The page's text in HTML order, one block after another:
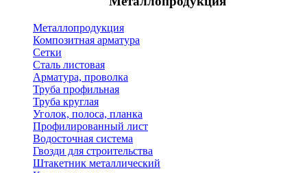
Металлопродукция
Композитная арматура
Сетки
Сталь листовая
Арматура, проволка
Труба профильная
Труба круглая
Уголок, полоса, планка
Профилированный лист
Водосточная система
Гвозди для строительства
Штакетник металлический